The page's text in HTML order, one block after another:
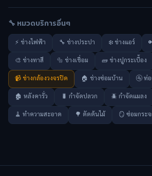
🔧 หมวดบริการอื่นๆ
⚡ ช่างไฟฟ้า 🔧 ช่างประปา ❄️ ช่างแอร์
🎨 ช่างทาสี 🔩 ช่างเชื่อม 🧱 ช่างปูกระเบื้อง
📹 ช่างกล้องวงจรปิด 🏠 ช่างซ่อมบ้าน 🚰 ท่
🏚️ หลังคารั่ว 🐛 กำจัดปลวก 🪲 กำจัดแมลง
🧹 ทำความสะอาด 🌳 ตัดต้นไม้ 🪞 ซ่อมกระ